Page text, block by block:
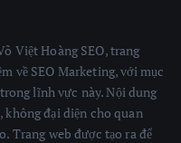
Việt Hoàng SEO, trang
về SEO Marketing, với mục
lĩnh vực này. Nội dung
đại diện cho quan
Trang web được tạo ra để